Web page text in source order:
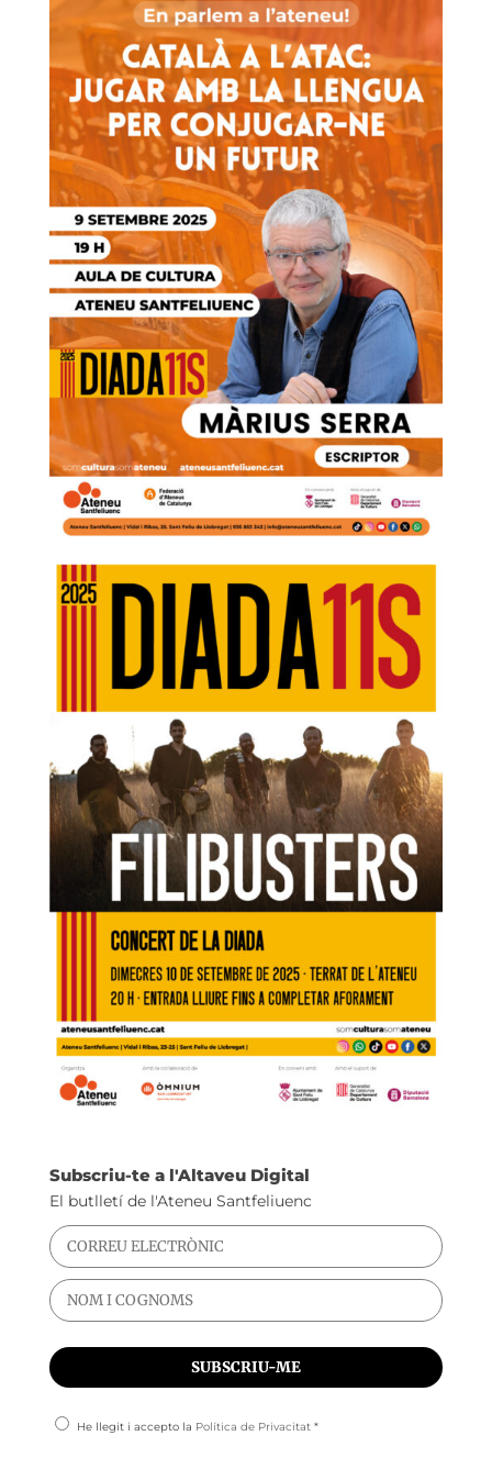
Subscriu-te a l'Altaveu Digital
El butlletí de l'Ateneu Santfeliuenc
He llegit i accepto la Política de Privacitat*